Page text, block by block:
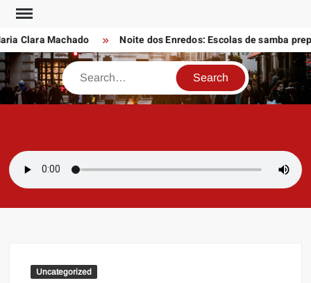
Skip
content
Clara Machado Noite dos Enredos: Escolas de samba
Search
Uncategorized